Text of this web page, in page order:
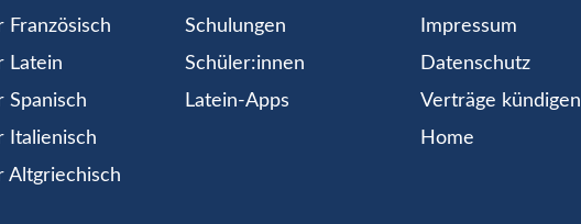
Französisch
Latein
Spanisch
Italienisch
Altgriechisch
Schulungen
Schüler:innen
Latein-Apps
Impressum
Datenschutz
Verträge kündigen
Home